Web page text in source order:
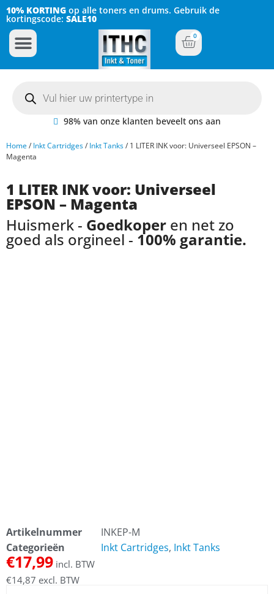
10% KORTING op alle toners en drums. Gebruik de
kortingscode: SALE10
0
98% van onze klanten beveelt ons aan
Home/ Inkt Cartridges/ Inkt Tanks/ 1 LITER INK voor: Universeel EPSON –
Magenta
1 LITER INK voor: Universeel
EPSON – Magenta
Huismerk - Goedkoper en net zo
goed als orgineel - 100% garantie.
Artikelnummer
INKEP-M
Categorieën
Inkt Cartridges, Inkt Tanks
€17,99 incl. BTW
€14,87 excl. BTW